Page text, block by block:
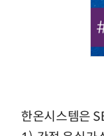
한온시스템은